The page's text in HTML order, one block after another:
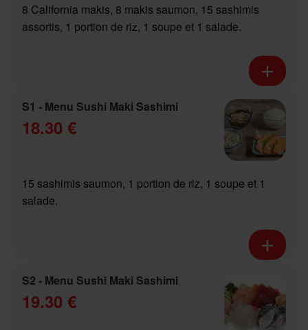
8 California makis, 8 makis saumon, 15 sashimis
assortis, 1 portion de riz, 1 soupe et 1 salade.
S1 - Menu Sushi Maki Sashimi
18.30 €
15 sashimis saumon, 1 portion de riz, 1 soupe et 1
salade.
S2 - Menu Sushi Maki Sashimi
19.30 €